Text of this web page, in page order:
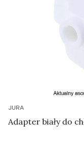
JURA
Adapter biały do